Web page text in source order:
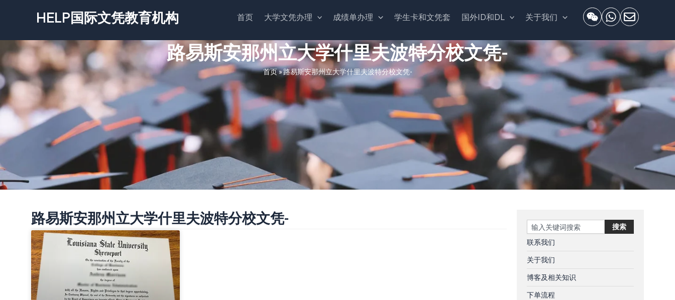
容
HELP国际文凭教育机构 首页 大学文凭办理 成绩单办理 学生卡和文凭套 国外ID和DL 关于我们
路易斯安那州立大学什里夫波特分校文凭-
首页»路易斯安那州立大学什里夫波特分校文凭-
路易斯安那州立大学什里夫波特分校文凭- Search 搜索
联系我们
关于我们
博客及相关知识
下单流程